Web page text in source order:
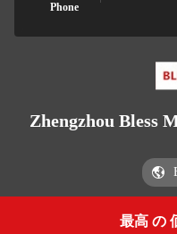
最高 の
Phone
Zhengzhou Bless
Zhengzhou Bless